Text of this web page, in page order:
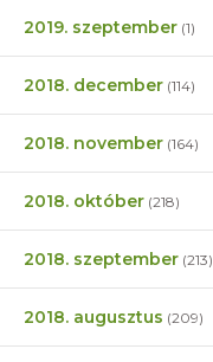
2019. szeptember (1)
2018. december (114)
2018. november (164)
2018. október (218)
2018. szeptember (213)
2018. augusztus (209)